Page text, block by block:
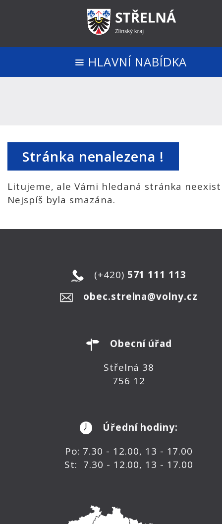
HLAVNÍ NABÍDKA
Stránka nenalezena !
Litujeme, ale Vámi hledaná stránka
Nejspíš byla smazána.
(+420) 571 111 113
obec.strelna@volny.cz
Obecní úřad
Střelná 38
756 12
Úřední hodiny:
Po: 7.30 - 12.00, 13 - 17.00
St: 7.30 - 12.00, 13 - 17.00